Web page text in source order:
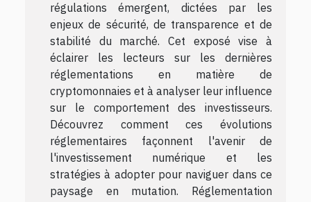
régulations émergent, dictées par les
enjeux de sécurité, de transparence et de
stabilité du marché. Cet exposé vise à
éclairer les lecteurs sur les dernières
réglementations en matière de
cryptomonnaies et à analyser leur influence
sur le comportement des investisseurs.
Découvrez comment ces évolutions
réglementaires façonnent l'avenir de
l'investissement numérique et les
stratégies à adopter pour naviguer dans ce
paysage en mutation. Réglementation